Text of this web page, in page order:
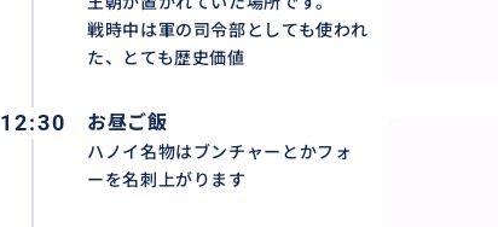
戦時中は軍の司令部としても使われ
た、とても歴史価値
12:30 お昼ご飯
ハノイ名物はブンチャーとかフォ
ーを名刺上がります